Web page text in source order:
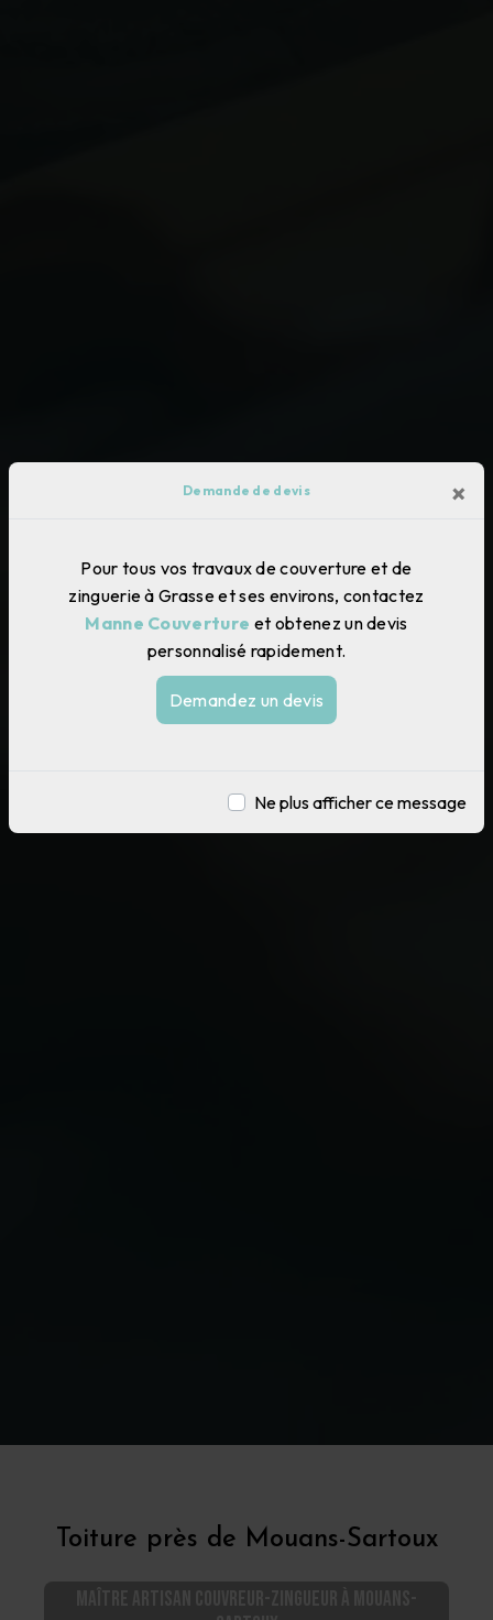
Demande de devis ×
Pour tous vos travaux de couverture et de
zinguerie à Grasse et ses environs, contactez
Manne Couverture et obtenez un devis
personnalisé rapidement.
Demandez un devis
Ne plus afficher ce message
Toiture près de Mouans-Sartoux